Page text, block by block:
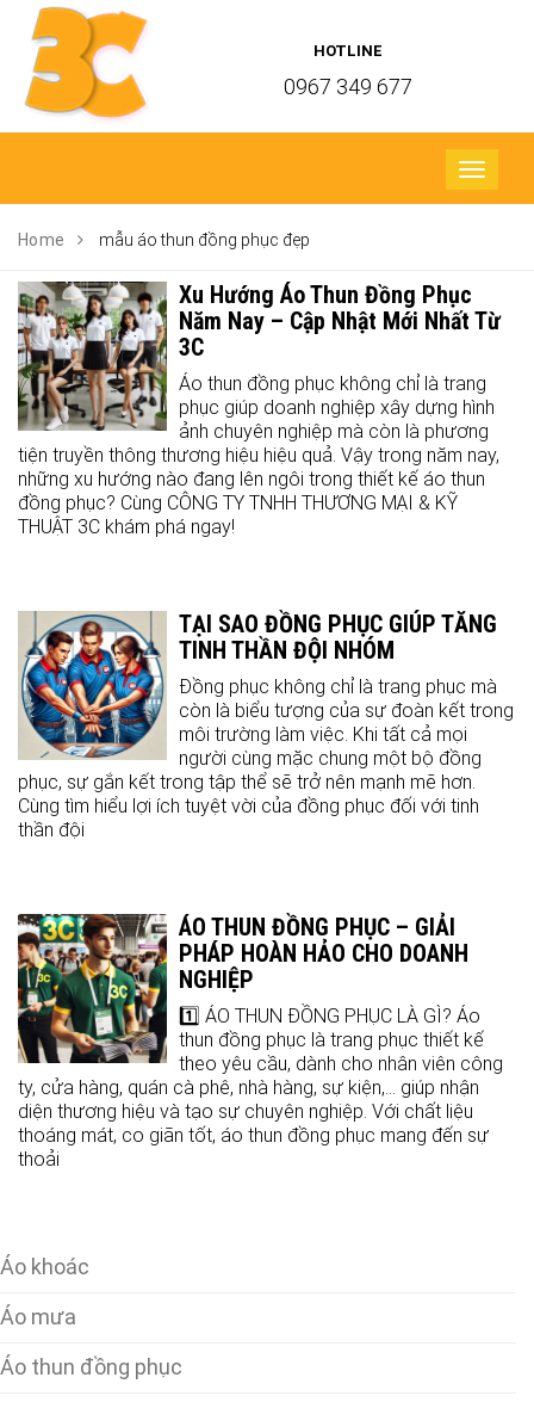
HOTLINE
0967 349 677
Toggle
Home mẫu áo thun đồng phục đẹp
Xu Hướng Áo Thun Đồng Phục
Năm Nay – Cập Nhật Mới Nhất Từ
3C
Áo thun đồng phục không chỉ là trang
phục giúp doanh nghiệp xây dựng hình
ảnh chuyên nghiệp mà còn là phương
tiện truyền thông thương hiệu hiệu quả. Vậy trong năm nay,
những xu hướng nào đang lên ngôi trong thiết kế áo thun
đồng phục? Cùng CÔNG TY TNHH THƯƠNG MẠI & KỸ
THUẬT 3C khám phá ngay!
TẠI SAO ĐỒNG PHỤC GIÚP TĂNG
TINH THẦN ĐỘI NHÓM
Đồng phục không chỉ là trang phục mà
còn là biểu tượng của sự đoàn kết trong
môi trường làm việc. Khi tất cả mọi
người cùng mặc chung một bộ đồng
phục, sự gắn kết trong tập thể sẽ trở nên mạnh mẽ hơn.
Cùng tìm hiểu lợi ích tuyệt vời của đồng phục đối với tinh
thần đội
ÁO THUN ĐỒNG PHỤC – GIẢI
PHÁP HOÀN HẢO CHO DOANH
NGHIỆP
1️⃣ ÁO THUN ĐỒNG PHỤC LÀ GÌ? Áo
thun đồng phục là trang phục thiết kế
theo yêu cầu, dành cho nhân viên công
ty, cửa hàng, quán cà phê, nhà hàng, sự kiện,… giúp nhận
diện thương hiệu và tạo sự chuyên nghiệp. Với chất liệu
thoáng mát, co giãn tốt, áo thun đồng phục mang đến sự
thoải
Áo khoác
Áo mưa
Áo thun đồng phục